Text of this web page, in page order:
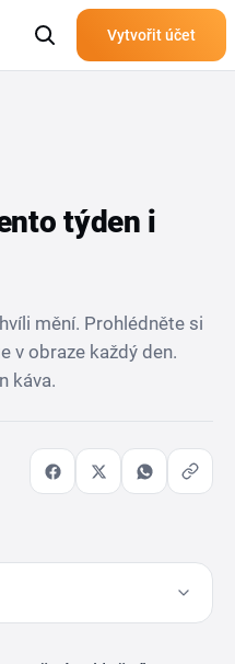
Vytvořit účet
týden i
mění. Prohlédněte si
v obraze každý den.
káva.